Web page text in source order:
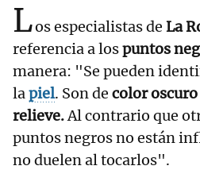
Los especialistas de La
referencia a lospuntos
manera: "Se pueden
lapiel. Son de color
relieve.Al contrario que
puntos negros no están
no duelen al tocarlos".